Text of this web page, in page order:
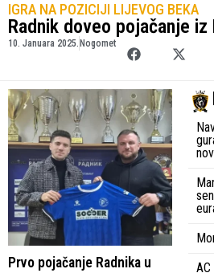
IGRA NA POZICIJI LIJEVOG BEKA
Radnik doveo pojačanje iz
10. Januara 2025. Nogomet
Prvo pojačanje Radnika u